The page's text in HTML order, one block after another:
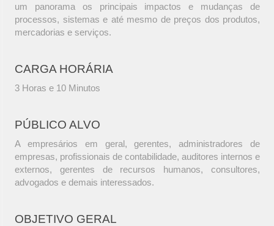
um panorama os principais impactos e mudanças de
processos, sistemas e até mesmo de preços dos produtos,
mercadorias e serviços.
CARGA HORÁRIA
3 Horas e 10 Minutos
PÚBLICO ALVO
A empresários em geral, gerentes, administradores de
empresas, profissionais de contabilidade, auditores internos e
externos, gerentes de recursos humanos, consultores,
advogados e demais interessados.
OBJETIVO GERAL